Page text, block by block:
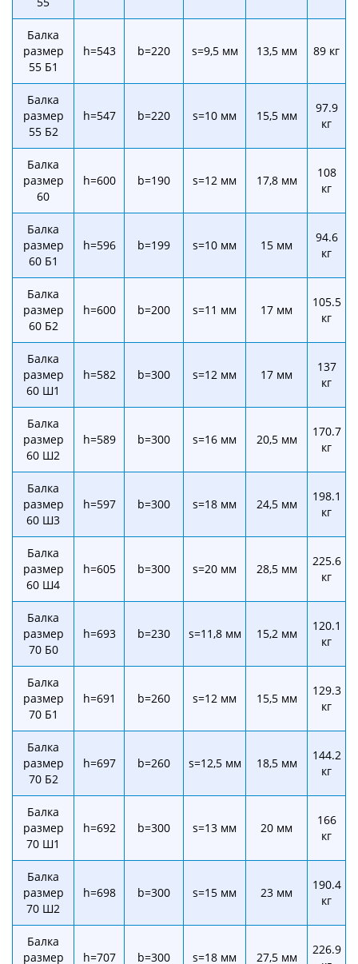
Балка
размер
55 Б1
h=543 b=220 s=9,5 мм 13,5 мм 89 кг
Балка
размер
55 Б2
h=547 b=220 s=10 мм 15,5 мм
97.9
кг
Балка
размер
60
h=600 b=190 s=12 мм 17,8 мм
108
кг
Балка
размер
60 Б1
h=596 b=199 s=10 мм 15 мм
94.6
кг
Балка
размер
60 Б2
h=600 b=200 s=11 мм 17 мм
105.5
кг
Балка
размер
60 Ш1
h=582 b=300 s=12 мм 17 мм
137
кг
Балка
размер
60 Ш2
h=589 b=300 s=16 мм 20,5 мм
170.7
кг
Балка
размер
60 Ш3
h=597 b=300 s=18 мм 24,5 мм
198.1
кг
Балка
размер
60 Ш4
h=605 b=300 s=20 мм 28,5 мм
225.6
кг
Балка
размер
70 Б0
h=693 b=230 s=11,8 мм 15,2 мм
120.1
кг
Балка
размер
70 Б1
h=691 b=260 s=12 мм 15,5 мм
129.3
кг
Балка
размер
70 Б2
h=697 b=260 s=12,5 мм 18,5 мм
144.2
кг
Балка
размер
70 Ш1
h=692 b=300 s=13 мм 20 мм
166
кг
Балка
размер
70 Ш2
h=698 b=300 s=15 мм 23 мм
190.4
кг
Балка
размер
h=707 b=300 s=18 мм 27,5 мм
226.9